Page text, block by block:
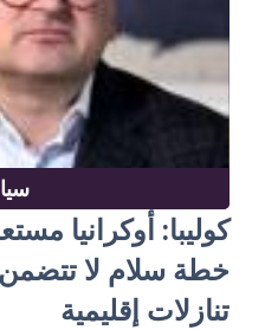
كوليبا: أوكرانيا
خطة سلام لا
تنازلات إقليمية